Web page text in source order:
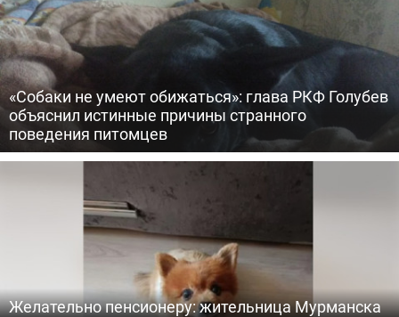
«Собаки не умеют обижаться»: глава РКФ Голубев
объяснил истинные причины странного
поведения питомцев
Желательно пенсионеру: жительница Мурманска